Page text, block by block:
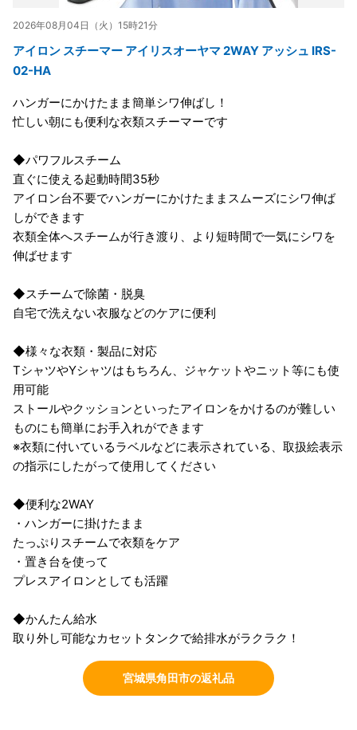
2026年08月04日（火）15時21分
アイロン スチーマー アイリスオーヤマ 2WAY アッシュ IRS-
02-HA
ハンガーにかけたまま簡単シワ伸ばし！
忙しい朝にも便利な衣類スチーマーです
◆パワフルスチーム
直ぐに使える起動時間35秒
アイロン台不要でハンガーにかけたままスムーズにシワ伸ば
しができます
衣類全体へスチームが行き渡り、より短時間で一気にシワを
伸ばせます
◆スチームで除菌・脱臭
自宅で洗えない衣服などのケアに便利
◆様々な衣類・製品に対応
TシャツやYシャツはもちろん、ジャケットやニット等にも使
用可能
ストールやクッションといったアイロンをかけるのが難しい
ものにも簡単にお手入れができます
※衣類に付いているラベルなどに表示されている、取扱絵表示
の指示にしたがって使用してください
◆便利な2WAY
・ハンガーに掛けたまま
たっぷりスチームで衣類をケア
・置き台を使って
プレスアイロンとしても活躍
◆かんたん給水
取り外し可能なカセットタンクで給排水がラクラク！
宮城県角田市の返礼品